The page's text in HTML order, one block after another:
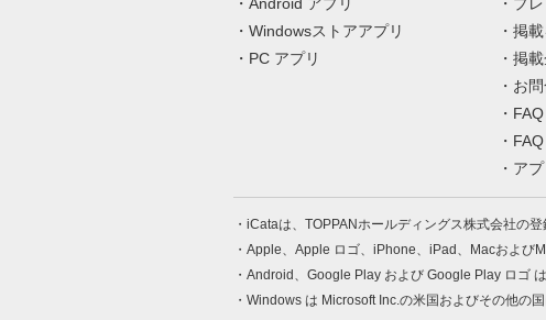
Windowsストアアプリ
PC アプリ
掲
掲
お
ア
iCataは、TOPPANホールディングス株式会社の登
Apple、Apple ロゴ、iPhone、iPad、Macおよび
Android、Google Play および Google Play ロゴ
Windows は Microsoft Inc.の米国およびその他の